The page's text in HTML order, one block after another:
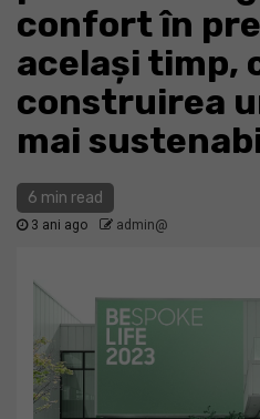
confort în
același timp,
construirea
mai
6 min read
3 ani ago admin@